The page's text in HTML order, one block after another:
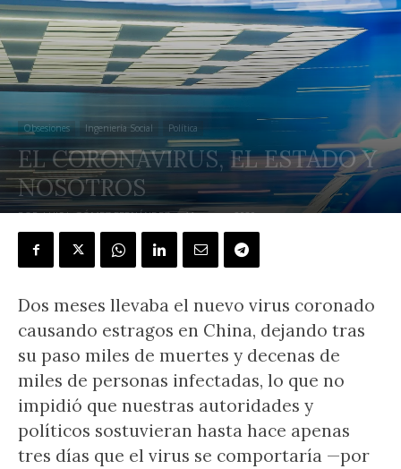
Obsesiones Ingeniería Social Política
EL CORONAVIRUS, EL ESTADO Y
NOSOTROS
POR LUIS I. GÓMEZ FERNÁNDEZ - 11 marzo, 2020
Dos meses llevaba el nuevo virus coronado
causando estragos en China, dejando tras
su paso miles de muertes y decenas de
miles de personas infectadas, lo que no
impidió que nuestras autoridades y
políticos sostuvieran hasta hace apenas
tres días que el virus se comportaría —por